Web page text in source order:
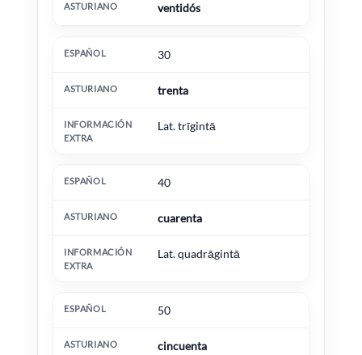
ventidós
30
trenta
Lat. trīgintā
40
cuarenta
Lat. quadrāgintā
50
cincuenta